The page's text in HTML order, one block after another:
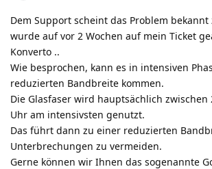
Dem Support scheint das Problem
wurde auf vor 2 Wochen auf mein Ticket
Konverto ..
Wie besprochen, kann es in intensiven
reduzierten Bandbreite kommen.
Die Glasfaser wird hauptsächlich zwischen
Uhr am intensivsten genutzt.
Das führt dann zu einer reduzierten
Unterbrechungen zu vermeiden.
Gerne können wir Ihnen das sogenannte